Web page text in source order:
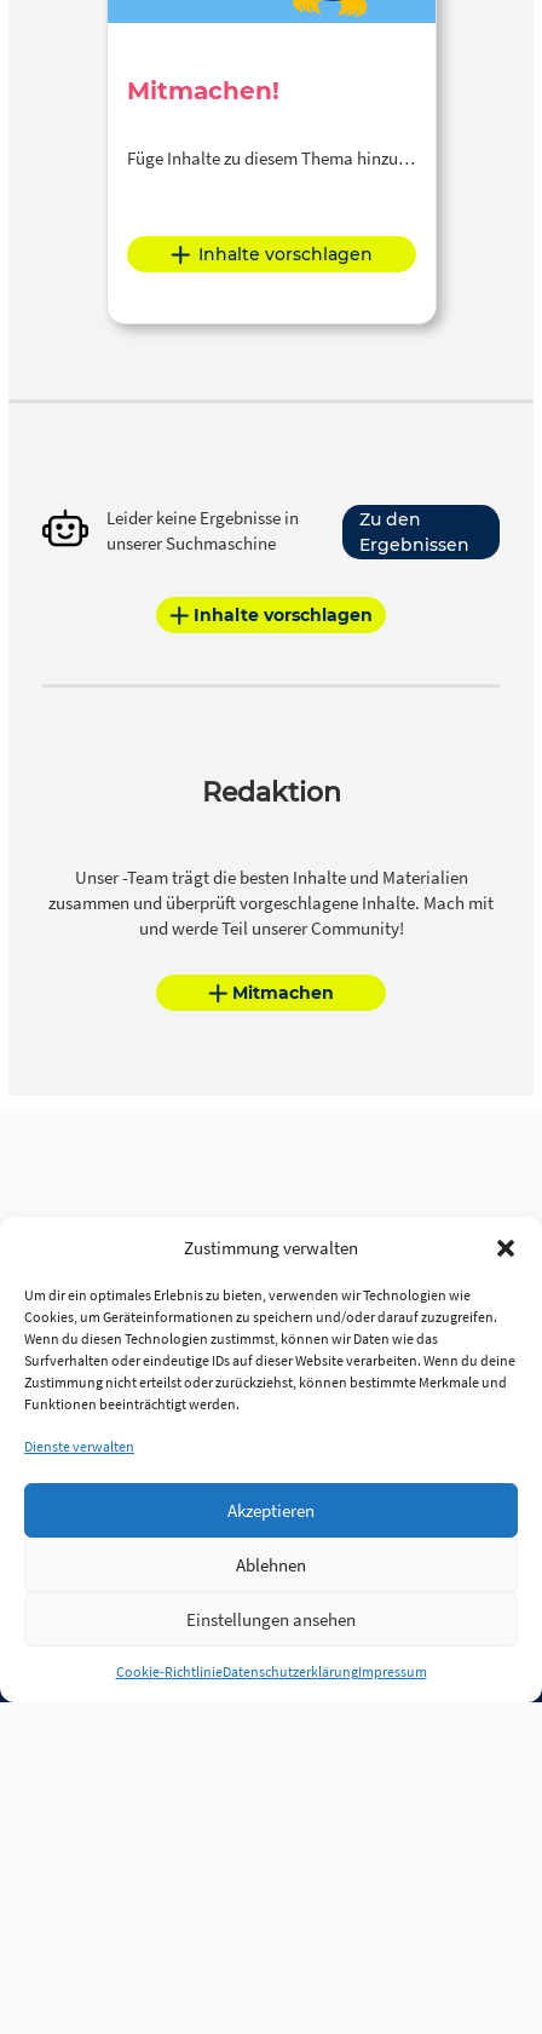
Zustimmung verwalten
Um dir ein optimales Erlebnis zu bieten, verwenden wir Technologien wie
Cookies, um Geräteinformationen zu speichern und/oder darauf zuzugreifen.
Wenn du diesen Technologien zustimmst, können wir Daten wie das
Surfverhalten oder eindeutige IDs auf dieser Website verarbeiten. Wenn du deine
Zustimmung nicht erteilst oder zurückziehst, können bestimmte Merkmale und
Funktionen beeinträchtigt werden.
Dienste verwalten
Akzeptieren
Ablehnen
Einstellungen ansehen
Cookie-RichtlinieDatenschutzerklärungImpressum
Mitmachen!
Füge Inhalte zu diesem Thema hinzu…
Inhalte vorschlagen
Leider keine Ergebnisse in
unserer Suchmaschine
Zu den
Ergebnissen
Inhalte vorschlagen
Redaktion
Unser -Team trägt die besten Inhalte und Materialien
zusammen und überprüft vorgeschlagene Inhalte. Mach mit
und werde Teil unserer Community!
Mitmachen
Anmelden
Jobs Partner FAQ Quellen